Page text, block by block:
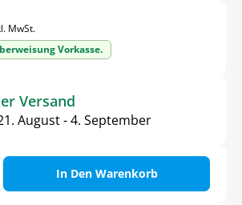
MwSt.
Vorkasse.
Versand
August - 4. September
In Den Warenkorb